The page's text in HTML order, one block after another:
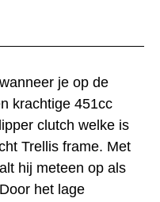
je op de
krachtige 451cc
clutch welke is
Trellis frame. Met
hij meteen op als
het lage